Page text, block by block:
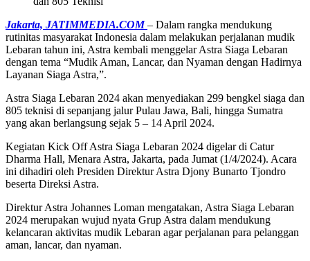
Jakarta, JATIMMEDIA.COM – Dalam rangka mendukung
rutinitas masyarakat Indonesia dalam melakukan perjalanan mudik
Lebaran tahun ini, Astra kembali menggelar Astra Siaga Lebaran
dengan tema “Mudik Aman, Lancar, dan Nyaman dengan Hadirnya
Layanan Siaga Astra,”.
Astra Siaga Lebaran 2024 akan menyediakan 299 bengkel siaga dan
805 teknisi di sepanjang jalur Pulau Jawa, Bali, hingga Sumatra
yang akan berlangsung sejak 5 – 14 April 2024.
Kegiatan Kick Off Astra Siaga Lebaran 2024 digelar di Catur
Dharma Hall, Menara Astra, Jakarta, pada Jumat (1/4/2024). Acara
ini dihadiri oleh Presiden Direktur Astra Djony Bunarto Tjondro
beserta Direksi Astra.
Direktur Astra Johannes Loman mengatakan, Astra Siaga Lebaran
2024 merupakan wujud nyata Grup Astra dalam mendukung
kelancaran aktivitas mudik Lebaran agar perjalanan para pelanggan
aman, lancar, dan nyaman.